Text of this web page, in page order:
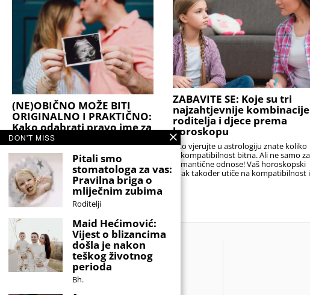
(NE)OBIČNO MOŽE BITI
ORIGINALNO I PRAKTIČNO:
Kako odabrati pravo ime za
svoju bebu?
Stručnjaci podsjećaju da je najbolji izbor
onaj koji će djetetu biti prednost, a ne
teret. Idealno ime nije nužno ono koje
nitko drugi nema,
ZABAVITE SE: Koje su tri
najzahtjevnije kombinacije
roditelja i djece prema
horoskopu
Ako vjerujte u astrologiju znate koliko
je kompatibilnost bitna. Ali ne samo za
romantične odnose! Vaš horoskopski
znak također utiče na kompatibilnost i
DON'T MISS
Pitali smo
stomatologa za vas:
Pravilna briga o
mliječnim zubima
Roditelji
Maid Hećimović:
Vijest o blizancima
došla je nakon
teškog životnog
perioda
Bh.